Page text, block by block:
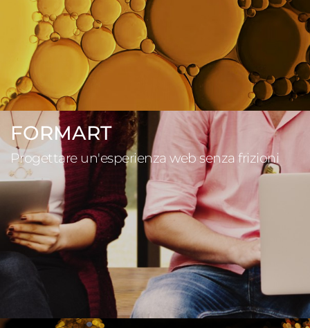
FORMART
Progettare un'esperienza web senza frizioni